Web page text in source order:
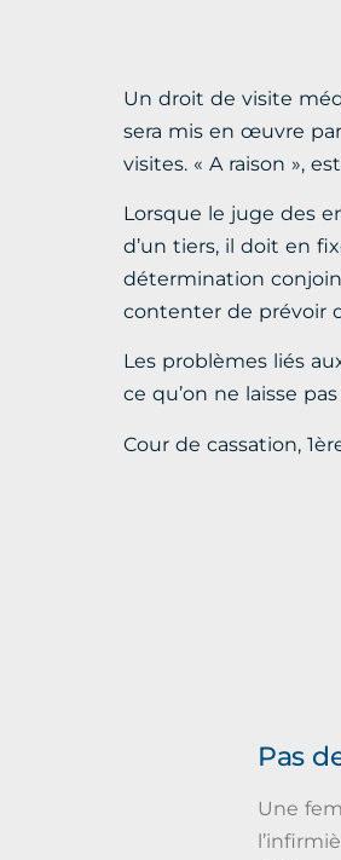
Un droit de visite
sera mis en œuvre
visites. « A raison »,
Lorsque le juge des
d’un tiers, il doit en
détermination
contenter de prévoir
Les problèmes liés
ce qu’on ne laisse
Cour de cassation,
Pas
Une